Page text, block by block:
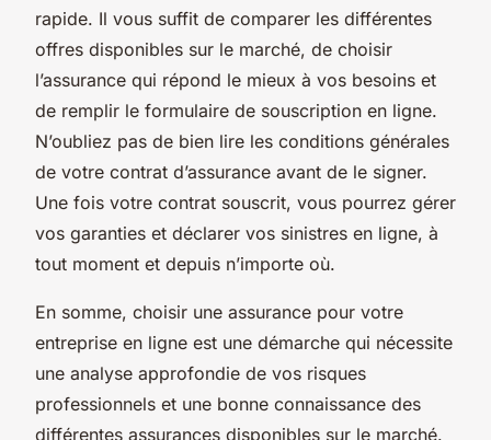
rapide. Il vous suffit de comparer les différentes
offres disponibles sur le marché, de choisir
l’assurance qui répond le mieux à vos besoins et
de remplir le formulaire de souscription en ligne.
N’oubliez pas de bien lire les conditions générales
de votre contrat d’assurance avant de le signer.
Une fois votre contrat souscrit, vous pourrez gérer
vos garanties et déclarer vos sinistres en ligne, à
tout moment et depuis n’importe où.
En somme, choisir une assurance pour votre
entreprise en ligne est une démarche qui nécessite
une analyse approfondie de vos risques
professionnels et une bonne connaissance des
différentes assurances disponibles sur le marché.